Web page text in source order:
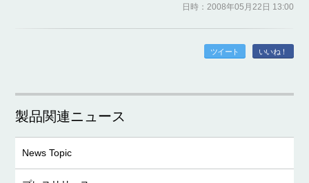
日時：2008年05月22日 13:00
ツイート いいね！
製品関連ニュース
News Topic